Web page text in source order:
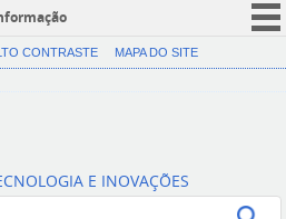
CORONAVÍRUS (COVID-19)
Canais
CONTRASTE MAPA DO SITE
E INOVAÇÕES